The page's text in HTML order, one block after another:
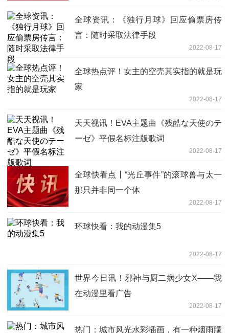
全球资讯：《独行月球》回应偷票房传
言：随时采取法律手段
2022-08-17
全球热点评！女主的空壳其实指的就是玩
家
2022-08-17
天天视讯！EVA主题曲《残酷な天使のテ
ーゼ》平假名标注版歌词
2022-08-17
全球快看点丨“光丘事件”的滚球兽与太一
那只并非同一个体
2022-08-17
环球快看：我的动漫集5
2022-08-17
世界今日讯！邪神与厨二病少女X——我
在动漫里看广告
2022-08-17
热门：城市风光水彩插画，有一种烟雨朦